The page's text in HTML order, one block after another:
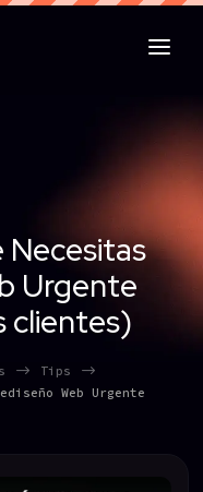
Necesitas
Urgente
clientes)
$ Tips $
Web Urgente